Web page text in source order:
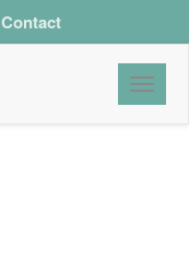
Contact
Toggle